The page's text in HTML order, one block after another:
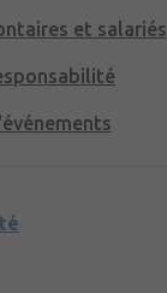
et salariés